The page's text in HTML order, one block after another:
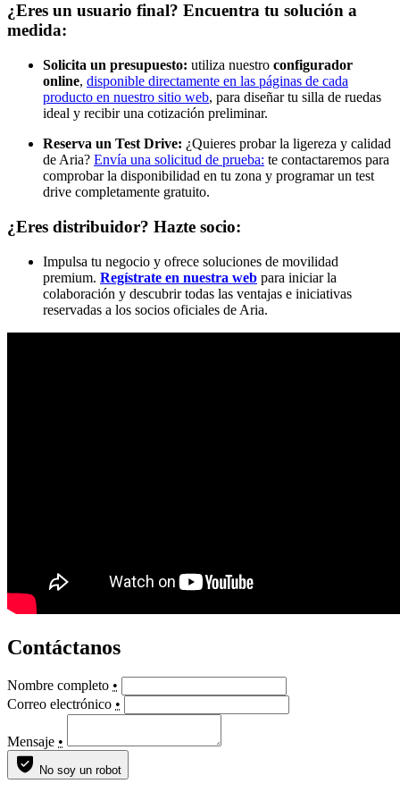
¿Eres un usuario final? Encuentra tu solución a
medida:
Solicita un presupuesto: utiliza nuestro configurador
online, disponible directamente en las páginas de cada
producto en nuestro sitio web, para diseñar tu silla de ruedas
ideal y recibir una cotización preliminar.
Reserva un Test Drive: ¿Quieres probar la ligereza y calidad
de Aria? Envía una solicitud de prueba: te contactaremos para
comprobar la disponibilidad en tu zona y programar un test
drive completamente gratuito.
¿Eres distribuidor? Hazte socio:
Impulsa tu negocio y ofrece soluciones de movilidad
premium. Regístrate en nuestra web para iniciar la
colaboración y descubrir todas las ventajas e iniciativas
reservadas a los socios oficiales de Aria.
Contáctanos
Nombre completo •
Correo electrónico •
Mensaje •
No soy un robot